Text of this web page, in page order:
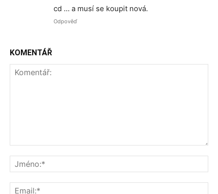
cd … a musí se koupit nová.
Odpověď
KOMENTÁŘ